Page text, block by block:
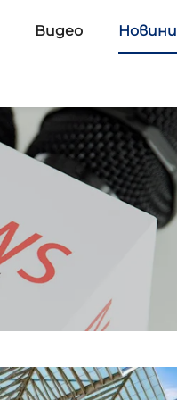
Видео Новини